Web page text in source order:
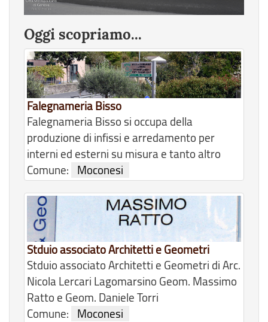
Oggi scopriamo...
Falegnameria Bisso
Falegnameria Bisso si occupa della
produzione di infissi e arredamento per
interni ed esterni su misura e tanto altro
Comune:
Moconesi
Stduio associato Architetti e Geometri
Stduio associato Architetti e Geometri di Arc.
Nicola Lercari Lagomarsino Geom. Massimo
Ratto e Geom. Daniele Torri
Comune:
Moconesi